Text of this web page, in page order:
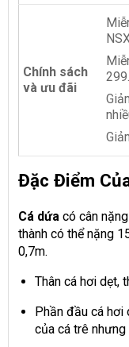
Chính sách
và ưu đãi
Đặc Điểm
Cá dứa có cân
thành có thể nặng
0,7m.
Thân cá hơi dẹt,
Phần đầu cá hơi
của cá trê nhưng